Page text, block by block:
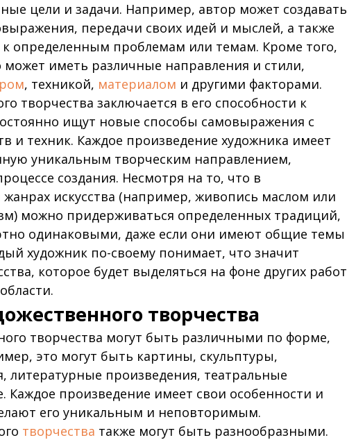
цели и задачи. Например, автор может создавать
передачи своих идей и мыслей, а также
определенным проблемам или темам. Кроме того,
может иметь различные направления и стили,
, техникой, материалом и другими факторами.
творчества заключается в его способности к
ищут новые способы самовыражения с
и техник. Каждое произведение художника имеет
уникальным творческим направлением,
создания. Несмотря на то, что в
искусства (например, живопись маслом или
можно придерживаться определенных традиций,
одинаковыми, даже если они имеют общие темы
художник по-своему понимает, что значит
которое будет выделяться на фоне других работ
творчества
творчества могут быть различными по форме,
это могут быть картины, скульптуры,
литературные произведения, театральные
Каждое произведение имеет свои особенности и
его уникальным и неповторимым.
творчества также могут быть разнообразными.